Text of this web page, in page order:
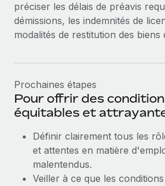
préciser les délais de préavis
démissions, les indemnités de
modalités de restitution des biens
Prochaines étapes
Pour offrir des
équitables et
Définir clairement tous les
et attentes en matière
malentendus.
Veiller à ce que les